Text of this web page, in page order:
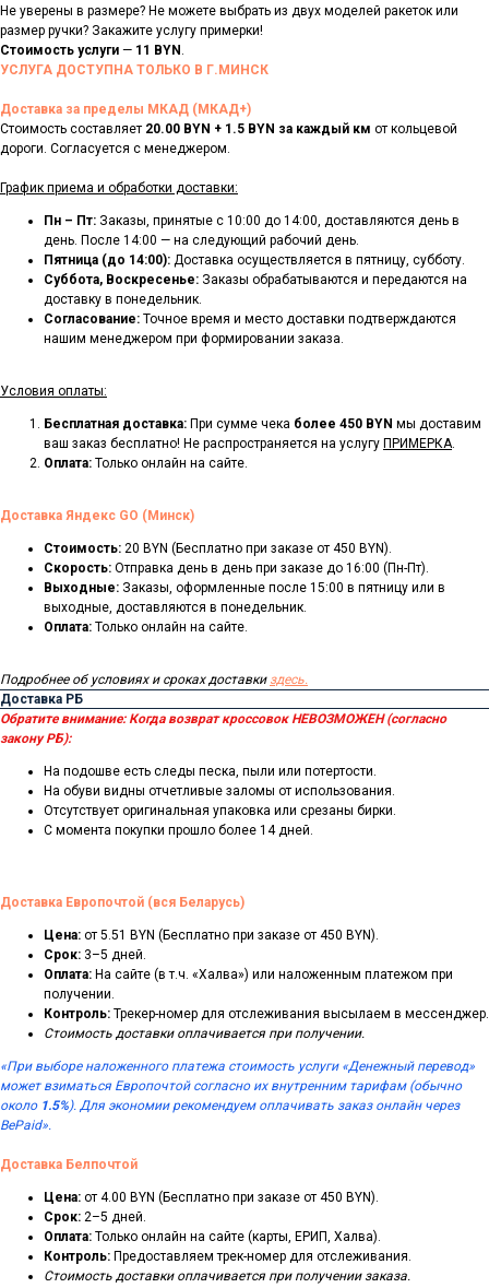
Не уверены в размере? Не можете выбрать из двух моделей ракеток или
размер ручки? Закажите услугу примерки!
Стоимость услуги — 11 BYN .
УСЛУГА ДОСТУПНА ТОЛЬКО В Г.МИНСК
Доставка за пределы МКАД (МКАД+)
Стоимость составляет 20.00 BYN + 1.5 BYN за каждый км от кольцевой
дороги. Согласуется с менеджером.
График приема и обработки доставки:
Пн – Пт: Заказы, принятые с 10:00 до 14:00, доставляются день в
день. После 14:00 — на следующий рабочий день.
Пятница (до 14:00): Доставка осуществляется в пятницу, субботу.
Суббота, Воскресенье: Заказы обрабатываются и передаются на
доставку в понедельник.
Согласование: Точное время и место доставки подтверждаются
нашим менеджером при формировании заказа.
Условия оплаты:
Бесплатная доставка: При сумме чека более 450 BYN мы доставим
ваш заказ бесплатно! Не распространяется на услугу ПРИМЕРКА.
Оплата: Только онлайн на сайте.
Доставка Яндекс GO (Минск)
Стоимость: 20 BYN (Бесплатно при заказе от 450 BYN).
Скорость: Отправка день в день при заказе до 16:00 (Пн-Пт).
Выходные: Заказы, оформленные после 15:00 в пятницу или в
выходные, доставляются в понедельник.
Оплата: Только онлайн на сайте.
Подробнее об условиях и сроках доставки здесь.
Доставка РБ
Обратите внимание:Когда возврат кроссовок НЕВОЗМОЖЕН (согласно
закону РБ):
На подошве есть следы песка, пыли или потертости.
На обуви видны отчетливые заломы от использования.
Отсутствует оригинальная упаковка или срезаны бирки.
С момента покупки прошло более 14 дней.
Доставка Европочтой (вся Беларусь)
Цена: от 5.51 BYN (Бесплатно при заказе от 450 BYN).
Срок: 3–5 дней.
Оплата: На сайте (в т.ч. «Халва») или наложенным платежом при
получении.
Контроль: Трекер-номер для отслеживания высылаем в мессенджер.
Стоимость доставки оплачивается при получении.
«При выборе наложенного платежа стоимость услуги «Денежный перевод»
может взиматься Европочтой согласно их внутренним тарифам (обычно
около 1.5%). Для экономии рекомендуем оплачивать заказ онлайн через
BePaid».
Доставка Белпочтой
Цена: от 4.00 BYN (Бесплатно при заказе от 450 BYN).
Срок: 2–5 дней.
Оплата: Только онлайн на сайте (карты, ЕРИП, Халва).
Контроль: Предоставляем трек-номер для отслеживания.
Стоимость доставки оплачивается при получении заказа.